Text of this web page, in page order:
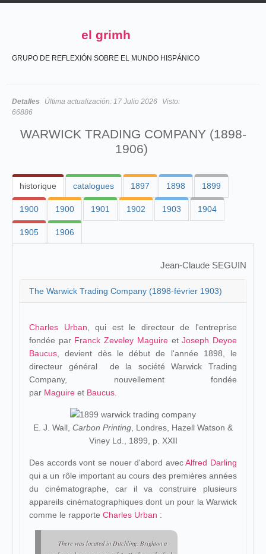
el grimh
GRUPO DE REFLEXIÓN SOBRE EL MUNDO HISPÁNICO
Detalles Última actualización: 17 Julio 2026
Visto:
66886
WARWICK TRADING COMPANY (1898-
1906)
historique catalogues 1897 1898 1899
1900 1900 1901 1902 1903 1904
1905 1906
Jean-Claude SEGUIN
The Warwick Trading Company (1898-février 1903)
Charles Urban , qui est le directeur de l'entreprise
fondée par Franck Zeveley MaguireetJoseph Deyoe
Baucus , devient dès le début de l'année 1898, le
directeur général de la société Warwick Trading
Company, nouvellement fondée
par Maguire et Baucus
E. J. Wall, Carbon Printing , Londres, Hazell Watson &
Viney Ld., 1899, p. XXII
Des accords vont se nouer d'abord avecAlfred Darling
qui a un rôle important au cours des premières années
du cinématographe, car il va construire plusieurs
appareils cinématographiques dont un pour la Warwick
comme le rapporte Charles Urban :
There was located in Ditchling, Brighton a